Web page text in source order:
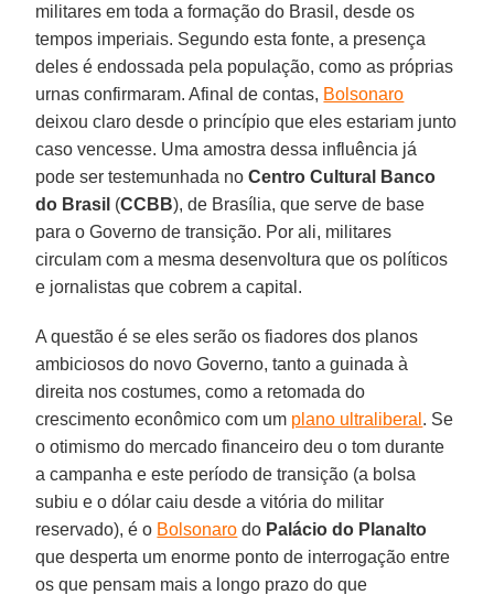
militares em toda a formação do Brasil, desde os
tempos imperiais. Segundo esta fonte, a presença
deles é endossada pela população, como as próprias
urnas confirmaram. Afinal de contas, Bolsonaro
deixou claro desde o princípio que eles estariam junto
caso vencesse. Uma amostra dessa influência já
pode ser testemunhada noCentro Cultural Banco
do Brasil (CCBB), de Brasília, que serve de base
para o Governo de transição. Por ali, militares
circulam com a mesma desenvoltura que os políticos
e jornalistas que cobrem a capital.
A questão é se eles serão os fiadores dos planos
ambiciosos do novo Governo, tanto a guinada à
direita nos costumes, como a retomada do
crescimento econômico com um plano ultraliberal . Se
o otimismo do mercado financeiro deu o tom durante
a campanha e este período de transição (a bolsa
subiu e o dólar caiu desde a vitória do militar
reservado), é o Bolsonaro do Palácio do Planalto
que desperta um enorme ponto de interrogação entre
os que pensam mais a longo prazo do que